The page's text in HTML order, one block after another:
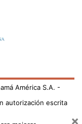
América S.A. -
autorización escrita
×